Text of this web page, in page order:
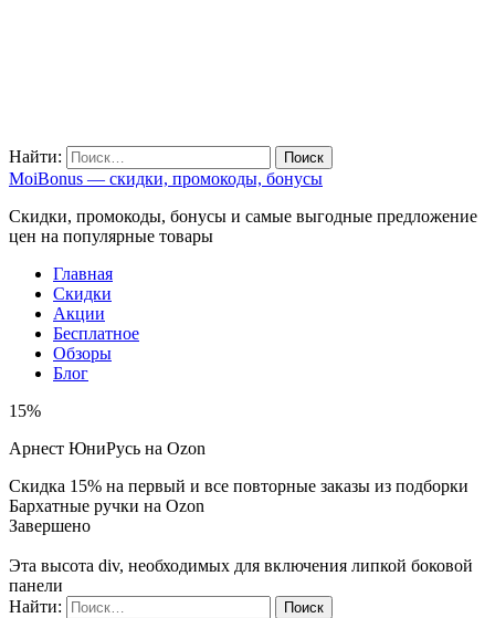
Найти:
MoiBonus — скидки, промокоды, бонусы
Скидки, промокоды, бонусы и самые выгодные предложение
цен на популярные товары
Главная
Скидки
Акции
Бесплатное
Обзоры
Блог
15%
Арнест ЮниРусь на Ozon
Скидка 15% на первый и все повторные заказы из подборки
Бархатные ручки на Ozon
Завершено
Эта высота div, необходимых для включения липкой боковой
панели
Найти: